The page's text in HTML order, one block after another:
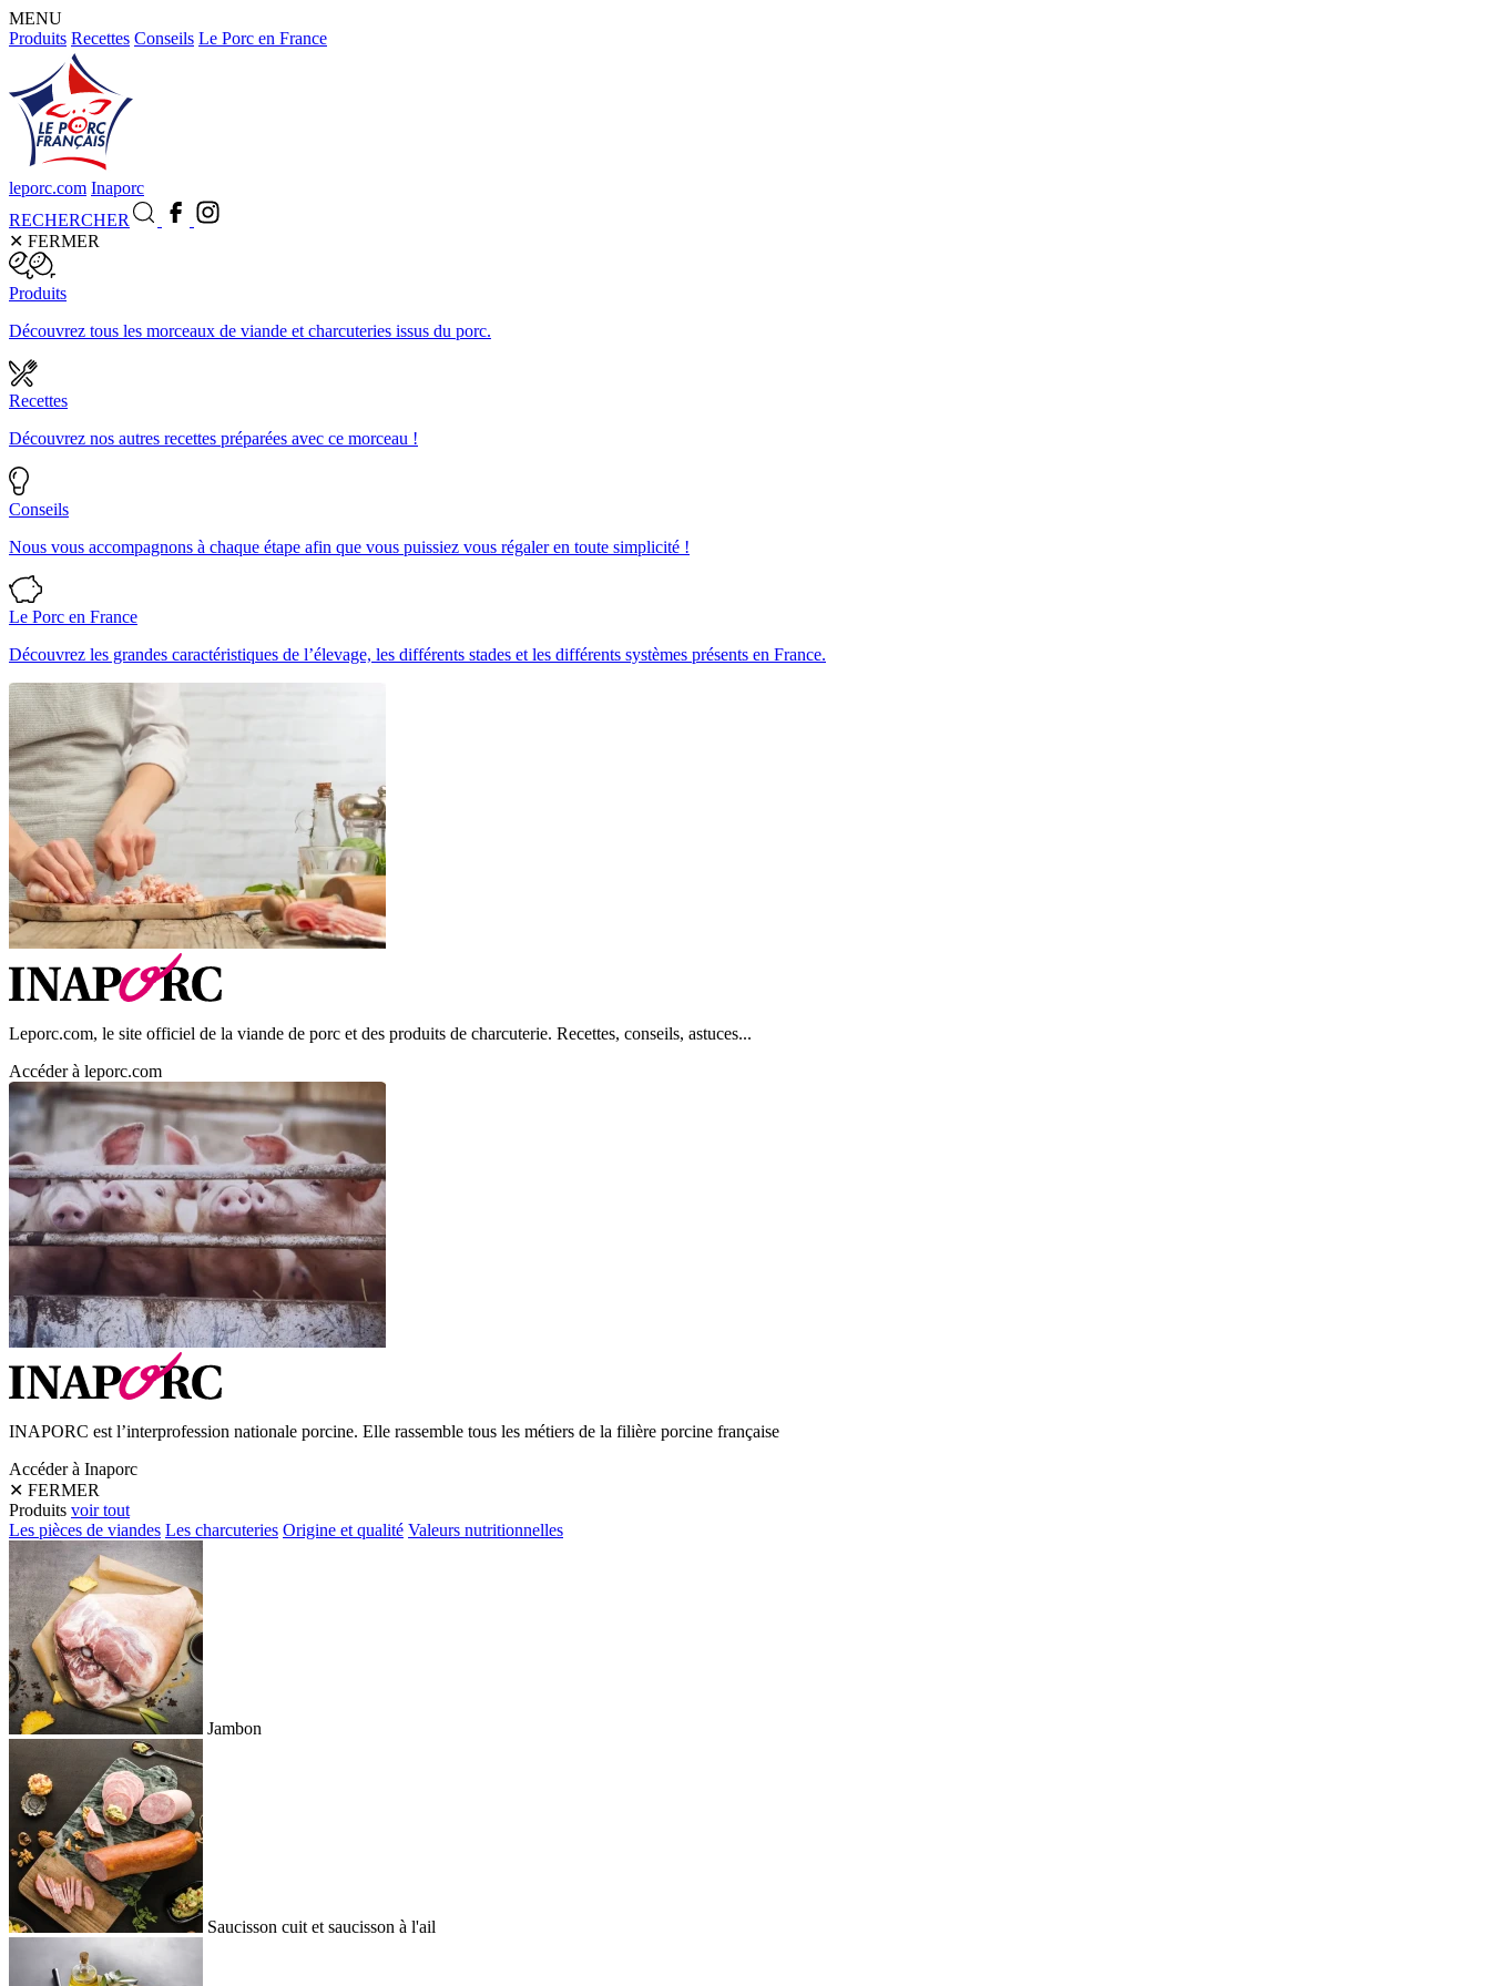
MENU
Produits Recettes Conseils Le Porc en France
leporc.com Inaporc
RECHERCHER
✕ FERMER
Produits
Découvrez tous les morceaux de viande et charcuteries issus du porc.
Recettes
Découvrez nos autres recettes préparées avec ce morceau !
Conseils
Nous vous accompagnons à chaque étape afin que vous puissiez vous régaler en toute simplicité !
Le Porc en France
Découvrez les grandes caractéristiques de l’élevage, les différents stades et les différents systèmes présents en France.
Leporc.com, le site officiel de la viande de porc et des produits de charcuterie. Recettes, conseils, astuces...
Accéder à leporc.com
INAPORC est l’interprofession nationale porcine. Elle rassemble tous les métiers de la filière porcine française
Accéder à Inaporc
✕ FERMER
Produits voir tout
Les pièces de viandes Les charcuteries Origine et qualité Valeurs nutritionnelles
Jambon
Saucisson cuit et saucisson à l'ail